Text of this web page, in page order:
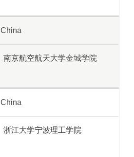
China
南京航空航天大学金城学院
China
浙江大学宁波理工学院